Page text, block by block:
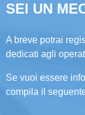
SEI UN
A breve potrai
dedicati agli
Se vuoi essere
compila il